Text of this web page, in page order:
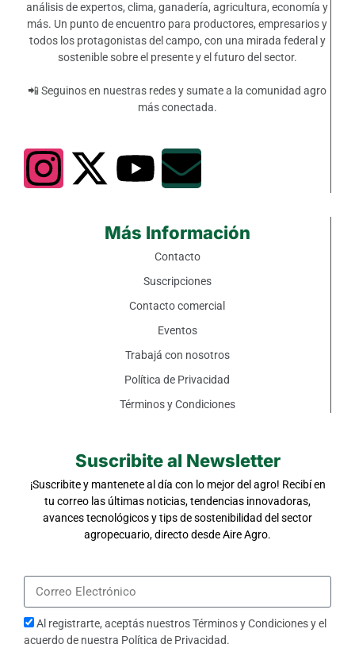
análisis de expertos, clima, ganadería, agricultura, economía y
más. Un punto de encuentro para productores, empresarios y
todos los protagonistas del campo, con una mirada federal y
sostenible sobre el presente y el futuro del sector.
📲 Seguinos en nuestras redes y sumate a la comunidad agro
más conectada.
Más Información
Contacto
Suscripciones
Contacto comercial
Eventos
Trabajá con nosotros
Política de Privacidad
Términos y Condiciones
Suscribite al Newsletter
¡Suscribite y mantenete al día con lo mejor del agro! Recibí en
tu correo las últimas noticias, tendencias innovadoras,
avances tecnológicos y tips de sostenibilidad del sector
agropecuario, directo desde Aire Agro.
Al registrarte, aceptás nuestrosTérminos y Condicionesy el
acuerdo de nuestra Política de Privacidad.